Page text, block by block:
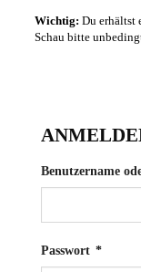
Wichtig: Du erhältst
Schau bitte
Benutzername
Passwort *